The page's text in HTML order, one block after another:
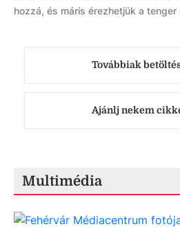
hozzá, és máris érezhetjük a tenger
Továbbiak
Ajánlj nekem
Multimédia